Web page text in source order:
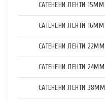
САТЕНЕНИ ЛЕНТИ 15ММ
САТЕНЕНИ ЛЕНТИ 16ММ
САТЕНЕНИ ЛЕНТИ 22ММ
САТЕНЕНИ ЛЕНТИ 24ММ
САТЕНЕНИ ЛЕНТИ 38ММ